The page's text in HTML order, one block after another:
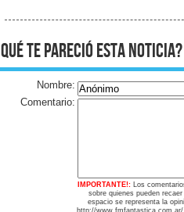
qué te pareció esta noticia?
Nombre:
Comentario:
IMPORTANTE!: Los
sobre quienes pueden
espacio se representa la